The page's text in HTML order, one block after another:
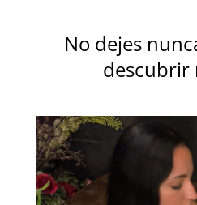
No dejes
descubrir